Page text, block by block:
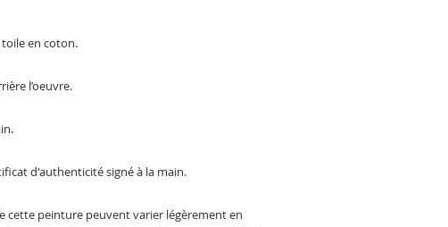
en coton.
l’oeuvre.
d'authenticité signé à la main.
cette peinture peuvent varier légèrement en